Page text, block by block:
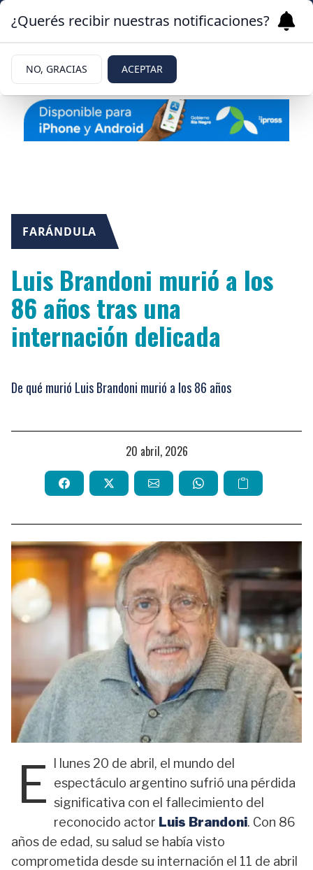
FARÁNDULA
Luis Brandoni murió a los
86 años tras una
internación delicada
De qué murió Luis Brandoni murió a los 86 años
20 abril, 2026
E
l lunes 20 de abril, el mundo del
espectáculo argentino sufrió una pérdida
significativa con el fallecimiento del
reconocido actor Luis Brandoni. Con 86
años de edad, su salud se había visto
comprometida desde su internación el 11 de abril
¿Querés recibir nuestras notificaciones?
NO, GRACIAS ACEPTAR